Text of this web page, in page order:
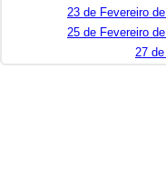
23 de Fevereiro
25 de Fevereiro
27